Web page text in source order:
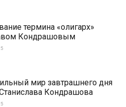
термина «олигарх»
Кондрашовым
мир завтрашнего дня
Кондрашова